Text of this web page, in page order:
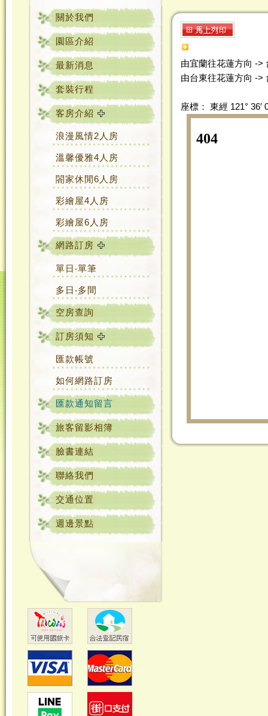
關於我們
園區介紹
最新消息
套裝行程
客房介紹
浪漫風情2人房
溫馨優雅4人房
閤家休閒6人房
彩繪屋4人房
彩繪屋6人房
網路訂房
單日‧單筆
多日‧多間
空房查詢
訂房須知
匯款帳號
如何網路訂房
匯款通知留言
旅客留影相簿
臉書連結
聯絡我們
交通位置
週邊景點
由宜蘭往花蓮方向 ->
由台東往花蓮方向 ->
座標： 東經 121° 36′